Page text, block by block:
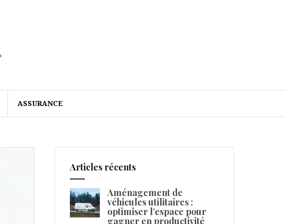
ASSURANCE
Articles récents
Aménagement de
véhicules utilitaires :
optimiser l’espace pour
gagner en productivité